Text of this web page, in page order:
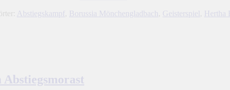
Abstiegskampf Borussia Mönchengladbach Geisterspiel Hertha